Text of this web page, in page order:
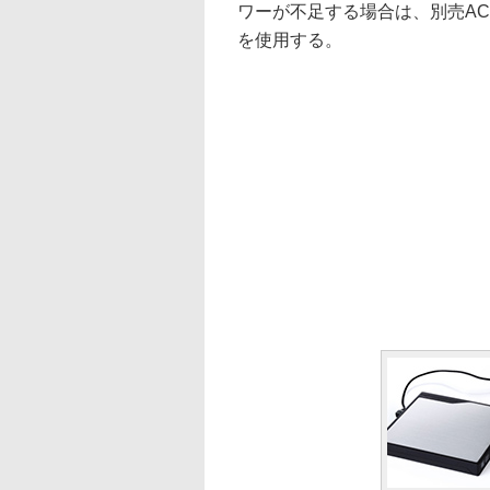
ワーが不足する場合は、別売
を使用する。